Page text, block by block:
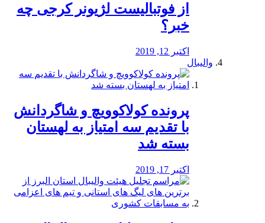
از فوتبالیست لژیونر کرجی چه
خبر؟
اکتبر 12, 2019
والیبال
پرونده کولاکوویچ و شاگردانش
با تقدیم سه امتیاز به لهستان
بسته شد
اکتبر 17, 2019